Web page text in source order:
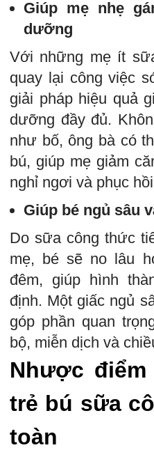
Giúp mẹ nhẹ
dưỡng
Với những mẹ ít
quay lại công việc
giải pháp hiệu quả
dưỡng đầy đủ.
như bố, ông bà có
bú, giúp mẹ giảm
nghỉ ngơi và phục
Giúp bé ngủ sâu
Do sữa công thức
mẹ, bé sẽ no lâu
đêm, giúp hình
định. Một giấc ngủ
góp phần quan
bộ, miễn dịch và
Nhược
trẻ bú sữa
toàn